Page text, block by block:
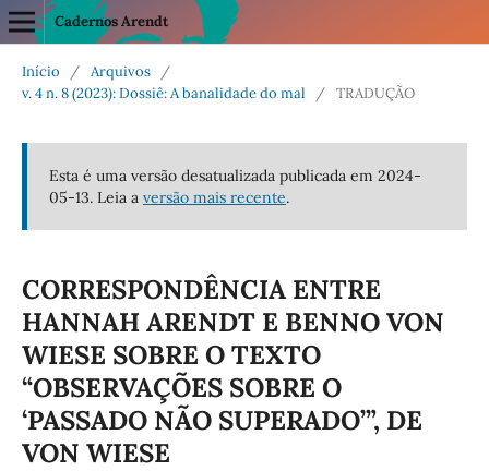
Cadernos Arendt
Início / Arquivos
/
v. 4 n. 8 (2023): Dossiê: A banalidade do mal
/ TRADUÇÃO
Esta é uma versão desatualizada publicada em 2024-
05-13. Leia a versão mais recente.
CORRESPONDÊNCIA ENTRE
HANNAH ARENDT E BENNO VON
WIESE SOBRE O TEXTO
“OBSERVAÇÕES SOBRE O
‘PASSADO NÃO SUPERADO’”, DE
VON WIESE